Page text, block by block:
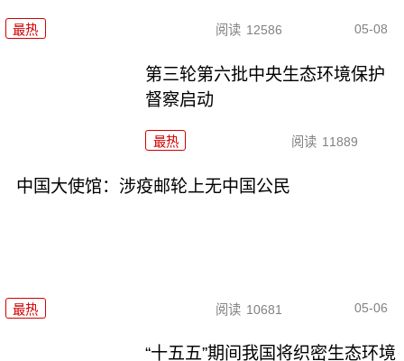
最热 阅读 12586 05-08
第三轮第六批中央生态环境保护
督察启动
最热 阅读 11889
中国大使馆：涉疫邮轮上无中国公民
最热 阅读 10681 05-06
“十五五”期间我国将织密生态环境